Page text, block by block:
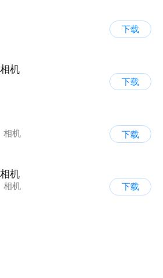
下载
机
下载
相机
下载
机
相机
下载